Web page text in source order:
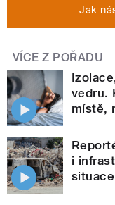
Jak
VÍCE Z POŘADU
vedru.
místě,
i